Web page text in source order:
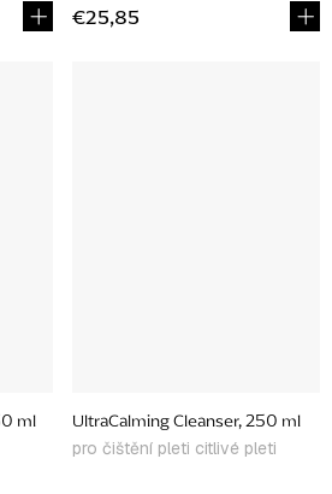
€25,85
ml UltraCalming Cleanser, 250 ml
pro čištění pleti citlivé pleti